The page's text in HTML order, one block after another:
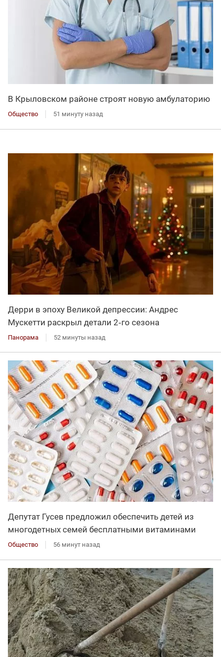
В Крыловском районе строят новую амбулаторию
Общество 51 минуту назад
Дерри в эпоху Великой депрессии: Андрес
Мускетти раскрыл детали 2‑го сезона
Панорама 52 минуты назад
Депутат Гусев предложил обеспечить детей из
многодетных семей бесплатными витаминами
Общество 56 минут назад